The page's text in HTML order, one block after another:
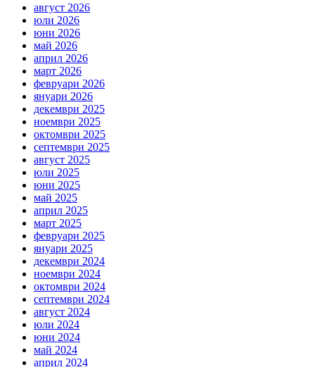
август 2026
юли 2026
юни 2026
май 2026
април 2026
март 2026
февруари 2026
януари 2026
декември 2025
ноември 2025
октомври 2025
септември 2025
август 2025
юли 2025
юни 2025
май 2025
април 2025
март 2025
февруари 2025
януари 2025
декември 2024
ноември 2024
октомври 2024
септември 2024
август 2024
юли 2024
юни 2024
май 2024
април 2024